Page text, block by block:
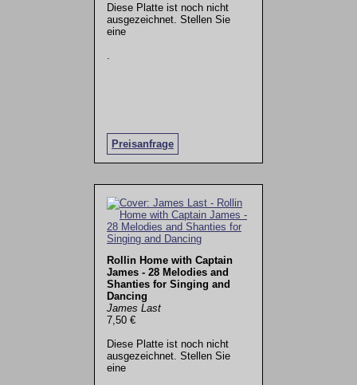
Diese Platte ist noch nicht
ausgezeichnet. Stellen Sie
eine
Preisanfrage
Rollin Home with Captain
James - 28 Melodies and
Shanties for Singing and
Dancing
James Last
7,50 €
Diese Platte ist noch nicht
ausgezeichnet. Stellen Sie
eine